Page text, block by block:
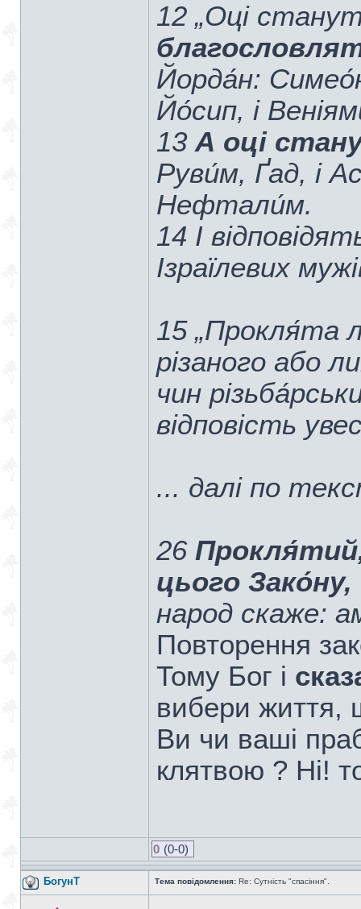
12 „Оці
Йорда́н:
Йо́сип, і
13 А оці
Руви́м, Ґад, і
Нефтали́м.
14 І
Ізраїлевих
15 „Прокля́та
різаного або
чин
відповість
... далі по
26
цього
народ скаже:
Повторення
Тому Бог і
вибери
Ви чи ваші
клятвою ? Ні!
0 (0-0)
БогунТ Тема повідомлення: Re: Сутність "спасіння".